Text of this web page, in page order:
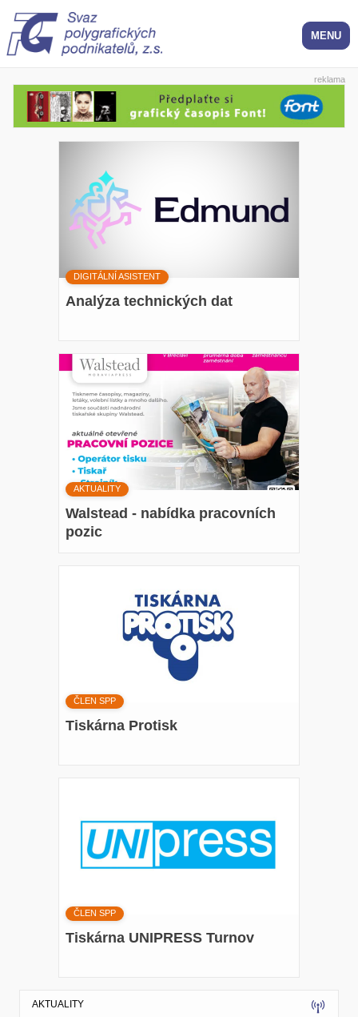
reklama
DIGITÁLNÍ ASISTENT
Analýza technických dat
AKTUALITY
Walstead - nabídka pracovních
pozic
ČLEN SPP
Tiskárna Protisk
ČLEN SPP
Tiskárna UNIPRESS Turnov
AKTUALITY